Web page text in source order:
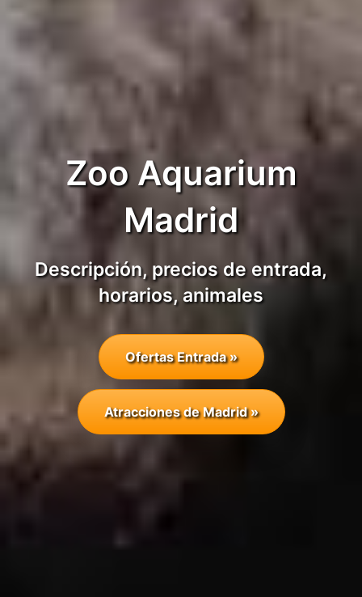
Zoo Aquarium
Madrid
Descripción, precios de entrada,
horarios, animales
Ofertas Entrada »
Atracciones de Madrid »